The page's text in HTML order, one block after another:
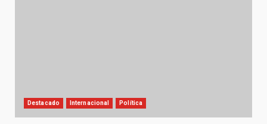
Destacado Internacional Política